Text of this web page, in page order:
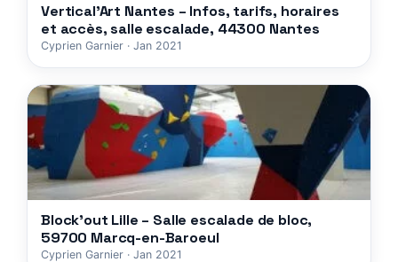
Vertical’Art Nantes – Infos, tarifs, horaires
et accès, salle escalade, 44300 Nantes
Cyprien Garnier · Jan 2021
Block’out Lille – Salle escalade de bloc,
59700 Marcq-en-Baroeul
Cyprien Garnier · Jan 2021